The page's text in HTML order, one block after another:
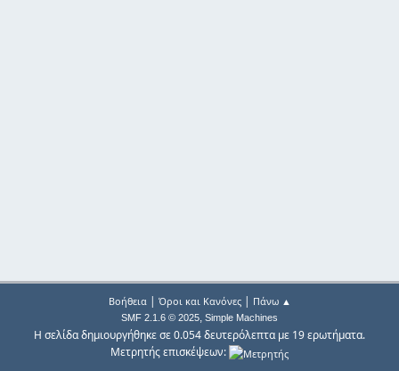
Βοήθεια| Όροι και Κανόνες| Πάνω ▲
SMF 2.1.6 © 2025, Simple Machines
Η σελίδα δημιουργήθηκε σε 0.054 δευτερόλεπτα με 19 ερωτήματα.
Μετρητής επισκέψεων: